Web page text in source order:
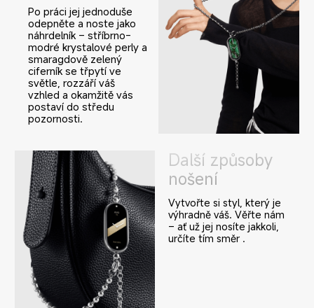
Po práci jej jednoduše
odepněte a noste jako
náhrdelník – stříbrno-
modré krystalové perly a
smaragdově zelený
ciferník se třpytí ve
světle, rozzáří váš
vzhled a okamžitě vás
postaví do středu
pozornosti.
Další způsoby
nošení
Vytvořte si styl, který je
výhradně váš. Věřte nám
– ať už jej nosíte jakkoli,
určíte tím směr .